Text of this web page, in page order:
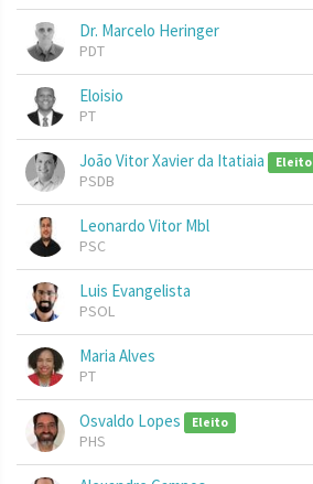
Dr. Marcelo Heringer
PDT
Eloisio
PT
João Vitor Xavier da Itatiaia Eleito
PSDB
Leonardo Vitor Mbl
PSC
Luis Evangelista
PSOL
Maria Alves
PT
Osvaldo Lopes Eleito
PHS